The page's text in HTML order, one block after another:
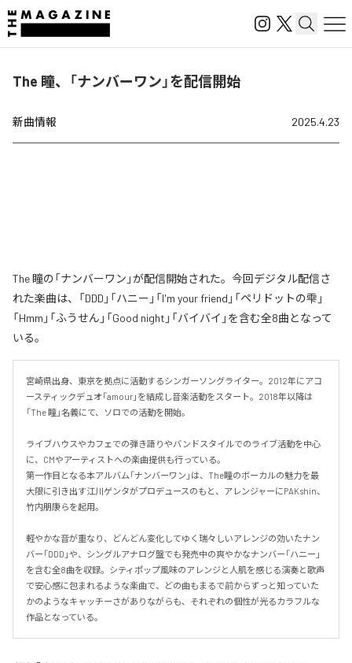
The 瞳、「ナンバーワン」を配信開始
新曲情報 2025.4.23
The 瞳の「ナンバーワン」が配信開始された。今回デジタル配信さ
れた楽曲は、「DDD」「ハニー」「I'm your friend」「ペリドットの雫」
「Hmm」「ふうせん」「Good night」「バイバイ」を含む全8曲となって
いる。
宮崎県出身、東京を拠点に活動するシンガーソングライター。2012年にアコ
ースティックデュオ「amour」を結成し音楽活動をスタート。2018年以降は
「The 瞳」名義にて、ソロでの活動を開始。
ライブハウスやカフェでの弾き語りやバンドスタイルでのライブ活動を中心
に、CMやアーティストへの楽曲提供も行っている。
第一作目となる本アルバム「ナンバーワン」は、The瞳のボーカルの魅力を最
大限に引き出す江川ゲンタがプロデュースのもと、アレンジャーにPAKshin、
竹内朋康らを起用。
軽やかな音が重なり、どんどん変化してゆく瑞々しいアレンジの効いたナン
バー「DDD」や、シングルアナログ盤でも発売中の爽やかなナンバー「ハニー」
を含む全8曲を収録。シティポップ風味のアレンジと人肌を感じる演奏と歌声
で安心感に包まれるような楽曲で、どの曲もまるで前からずっと知っていた
かのようなキャッチーさがありながらも、それぞれの個性が光るカラフルな
作品となっている。